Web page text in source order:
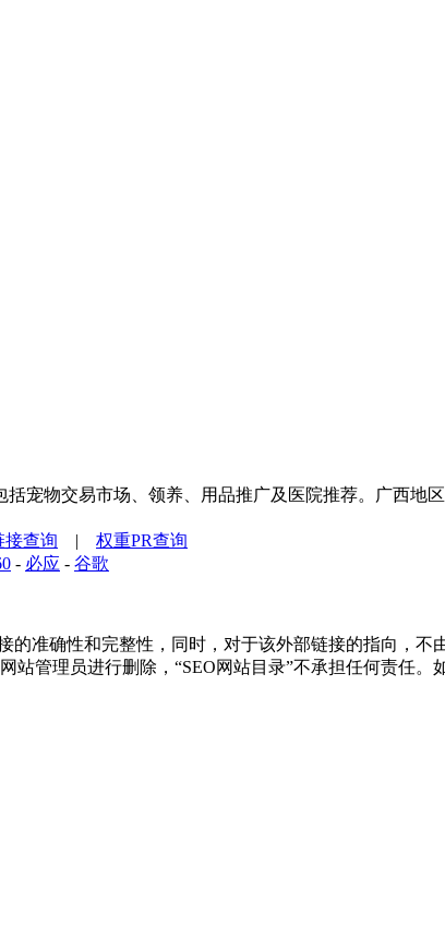
宠物交易市场、领养、用品推广及医院推荐。广西地
接查询 | 权重PR查询
- 必应 - 谷歌
的准确性和完整性，同时，对于该外部链接的指向，不
管理员进行删除，“SEO网站目录”不承担任何责任